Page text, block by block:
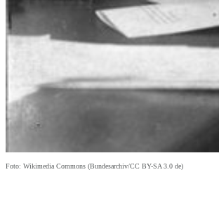
Foto: Wikimedia Commons (Bundesarchiv/CC BY-SA 3.0 de)